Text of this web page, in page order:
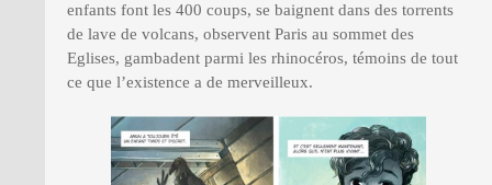
enfants font les 400 coups, se baignent dans des torrents
de lave de volcans, observent Paris au sommet des
Eglises, gambadent parmi les rhinocéros, témoins de tout
ce que l’existence a de merveilleux.